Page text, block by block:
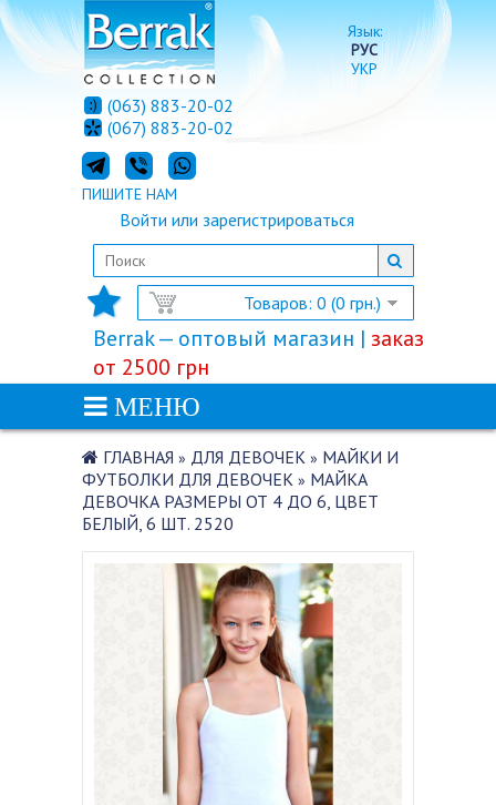
Язык:
РУС
УКР
Товаров: 0 (0 грн.)
Войти или зарегистрироваться
(063) 883-20-02
(067) 883-20-02
ПИШИТЕ НАМ
Berrak — оптовый магазин | заказ
от 2500 грн
МЕНЮ
ГЛАВНАЯ » ДЛЯ ДЕВОЧЕК » МАЙКИ И
ФУТБОЛКИ ДЛЯ ДЕВОЧЕК » МАЙКА
ДЕВОЧКА РАЗМЕРЫ ОТ 4 ДО 6, ЦВЕТ
БЕЛЫЙ, 6 ШТ. 2520